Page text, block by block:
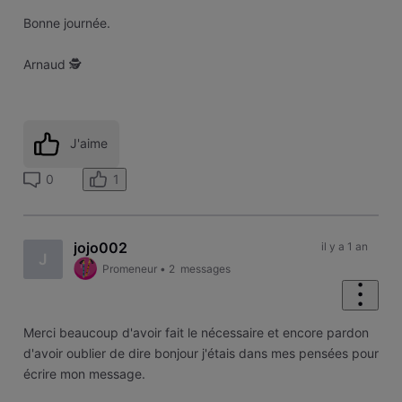
Bonne journée.
Arnaud 🕵️
J'aime
0 1
J
jojo002
Promeneur • 2 messages
il y a 1 an
Merci beaucoup d'avoir fait le nécessaire et encore pardon
d'avoir oublier de dire bonjour j'étais dans mes pensées pour
écrire mon message.